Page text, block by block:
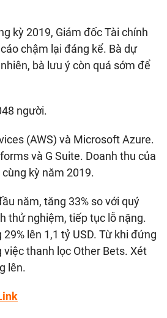
kỳ 2019, Giám đốc Tài chính
chậm lại đáng kể. Bà dự
bà lưu ý còn quá sớm để
người.
(AWS) và Microsoft Azure.
và G Suite. Doanh thu của
kỳ năm 2019.
năm, tăng 33% so với quý
thử nghiệm, tiếp tục lỗ nặng.
lên 1,1 tỷ USD. Từ khi đứng
thanh lọc Other Bets. Xét
lên.